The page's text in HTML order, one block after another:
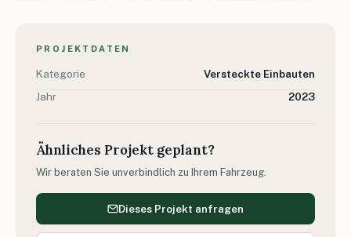
PROJEKTDATEN
Kategorie
Versteckte Einbauten
Jahr
2023
Ähnliches Projekt geplant?
Wir beraten Sie unverbindlich zu Ihrem Fahrzeug.
Dieses Projekt anfragen